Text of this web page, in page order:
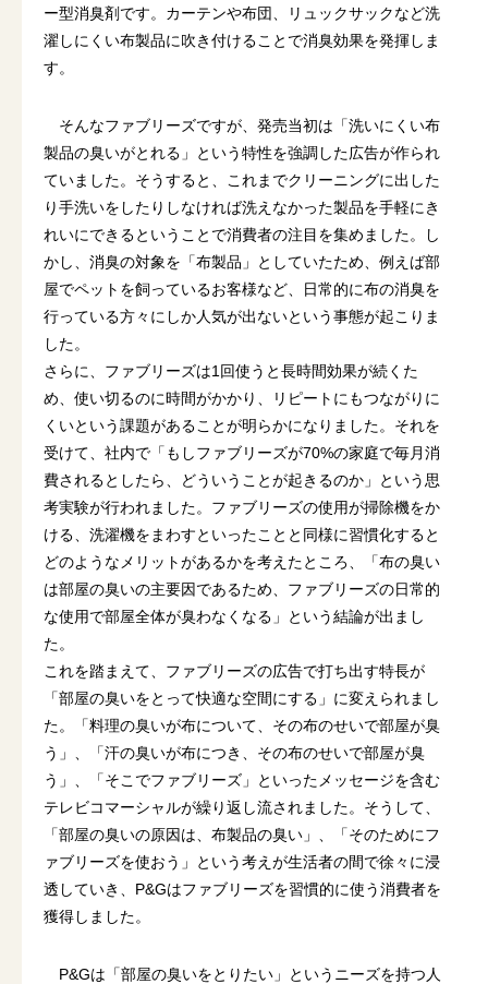
ー型消臭剤です。カーテンや布団、リュックサックなど洗
濯しにくい布製品に吹き付けることで消臭効果を発揮しま
す。
そんなファブリーズですが、発売当初は「洗いにくい布
製品の臭いがとれる」という特性を強調した広告が作られ
ていました。そうすると、これまでクリーニングに出した
り手洗いをしたりしなければ洗えなかった製品を手軽にき
れいにできるということで消費者の注目を集めました。し
かし、消臭の対象を「布製品」としていたため、例えば部
屋でペットを飼っているお客様など、日常的に布の消臭を
行っている方々にしか人気が出ないという事態が起こりま
した。
さらに、ファブリーズは1回使うと長時間効果が続くた
め、使い切るのに時間がかかり、リピートにもつながりに
くいという課題があることが明らかになりました。それを
受けて、社内で「もしファブリーズが70%の家庭で毎月消
費されるとしたら、どういうことが起きるのか」という思
考実験が行われました。ファブリーズの使用が掃除機をか
ける、洗濯機をまわすといったことと同様に習慣化すると
どのようなメリットがあるかを考えたところ、「布の臭い
は部屋の臭いの主要因であるため、ファブリーズの日常的
な使用で部屋全体が臭わなくなる」という結論が出まし
た。
これを踏まえて、ファブリーズの広告で打ち出す特長が
「部屋の臭いをとって快適な空間にする」に変えられまし
た。「料理の臭いが布について、その布のせいで部屋が臭
う」、「汗の臭いが布につき、その布のせいで部屋が臭
う」、「そこでファブリーズ」といったメッセージを含む
テレビコマーシャルが繰り返し流されました。そうして、
「部屋の臭いの原因は、布製品の臭い」、「そのためにフ
ァブリーズを使おう」という考えが生活者の間で徐々に浸
透していき、P&Gはファブリーズを習慣的に使う消費者を
獲得しました。
P&Gは「部屋の臭いをとりたい」というニーズを持つ人